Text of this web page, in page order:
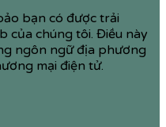
bạn có được trải
của chúng tôi. Điều này
ngôn ngữ địa phương
mại điện tử.